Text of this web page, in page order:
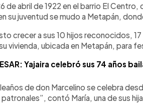
de abril de 1922 en el barrio El Centro,
su juventud se mudo a Metapán,
crecer a sus 10 hijos reconocidos,
vivienda, ubicada en Metapán, para
Yajaira celebró sus 74 años
de don Marcelino se celebra
contó María, una de sus